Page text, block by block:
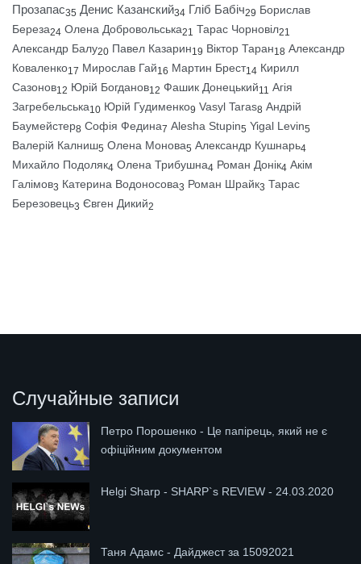
Прозапас35 Денис Казанский34 Гліб Бабіч29 Борислав
Береза24 Олена Добровольська21 Тарас Чорновіл21
Александр Балу20 Павел Казарин19 Віктор Таран18 Александр
Коваленко17 Мирослав Гай16 Мартин Брест14 Кирилл
Сазонов12 Юрій Богданов12 Фашик Донецький11 Агія
Загребельська10 Юрій Гудименко9 Vasyl Taras8 Андрій
Баумейстер8 Софія Федина7 Alesha Stupin5 Yigal Levin5
Валерій Калниш5 Олена Монова5 Александр Кушнарь4
Михайло Подоляк4 Олена Трибушна4 Роман Донік4 Акім
Галімов3 Катерина Водоносова3 Роман Шрайк3 Тарас
Березовець3 Євген Дикий2
Случайные записи
Петро Порошенко - Це папірець, який не є
офіційним документом
Helgi Sharp - SHARP`s REVIEW - 24.03.2020
Таня Адамс - Дайджест за 15092021